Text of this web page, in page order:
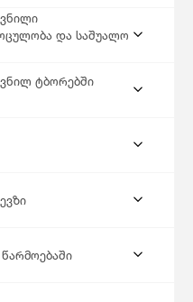
და საშუალო
ტბორებში